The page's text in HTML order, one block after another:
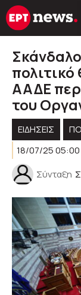
Μετάβαση
σε
ΑΑΔΕ
του
ΕΙΔΗΣΕΙΣ
18/07/25 05:00
Σύνταξη